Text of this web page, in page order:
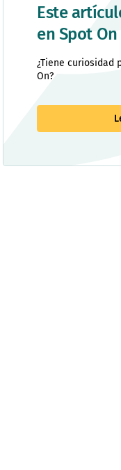
Este
en Spot On
¿Tiene curiosidad
On?